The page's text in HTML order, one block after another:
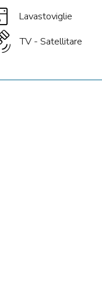
Lavastoviglie
TV - Satellitare